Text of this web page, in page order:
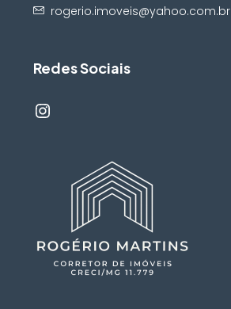
rogerio.imoveis@yahoo.com.br
Redes Sociais